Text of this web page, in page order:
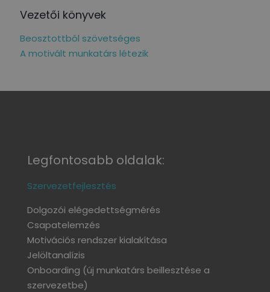
Vezetői könyvek
Beosztottból szövetséges
A motivált munkatárs létezik
Legfontosabb oldalak:
Szervezetfejlesztés
Dolgozói elégedettségmérés
Csapatelemzés
Motivációs rendszer kialakítása
Jelöltanalízis
Onboarding (új munkatárs beillesztése a
szervezetbe)